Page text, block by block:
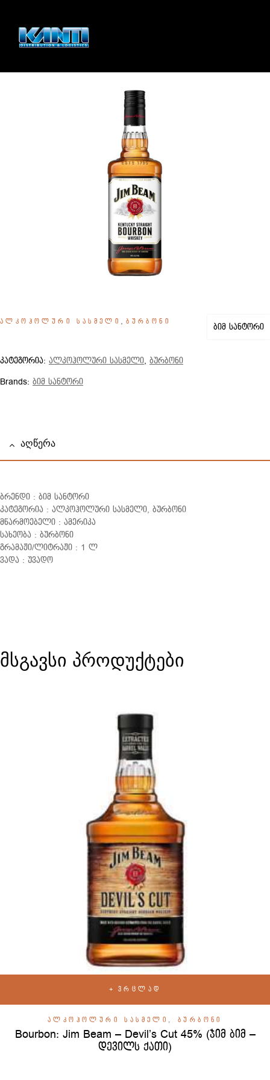
ბიმ სანტორი
ᲐᲚᲙᲝᲰᲝᲚᲣᲠᲘ ᲡᲐᲡᲛᲔᲚᲘ ,ᲑᲣᲠᲑᲝᲜᲘ
კატეგორია: ალკოჰოლური სასმელი, ბურბონი
Brands: ბიმ სანტორი
ᲐᲦᲬᲔᲠᲐ
ბრენდი : ბიმ სანტორი
კატეგორია : ალკოჰოლური სასმელი, ბურბონი
მწარმოებელი : ამერიკა
სახეობა : ბურბონი
გრამაჟი/ლიტრაჟი : 1 ლ
ვადა : უვადო
მსგავსი პროდუქტები
ᲕᲠᲪᲚᲐᲓ
ᲐᲚᲙᲝᲰᲝᲚᲣᲠᲘ ᲡᲐᲡᲛᲔᲚᲘ ,ᲑᲣᲠᲑᲝᲜᲘ
Bourbon: Jim Beam – Devil’s Cut 45% (ჯიმ ბიმ –
დევილს ქათი)